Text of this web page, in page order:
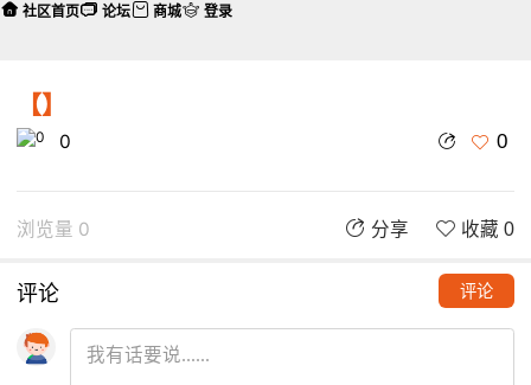
【】
0 0
浏览量 0 分享 收藏 0
评论 评论
社区首页 论坛 商城 登录